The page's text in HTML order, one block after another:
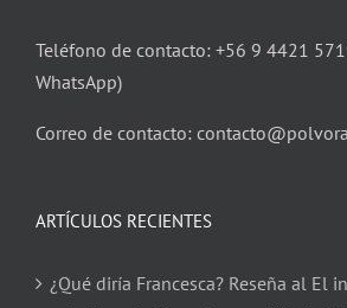
Teléfono de contacto: +56 9 4421
WhatsApp)
Correo de contacto:
ARTÍCULOS RECIENTES
¿Qué diría Francesca? Reseña al El